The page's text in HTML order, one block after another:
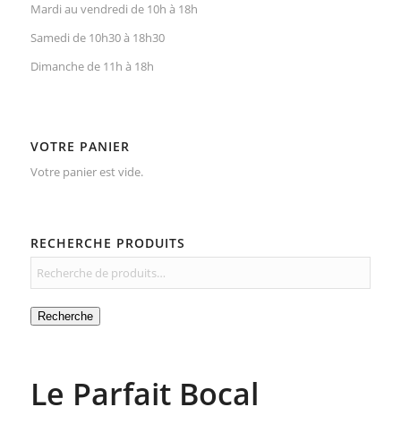
Mardi au vendredi de 10h à 18h
Samedi de 10h30 à 18h30
Dimanche de 11h à 18h
VOTRE PANIER
Votre panier est vide.
RECHERCHE PRODUITS
Recherche
Le Parfait Bocal